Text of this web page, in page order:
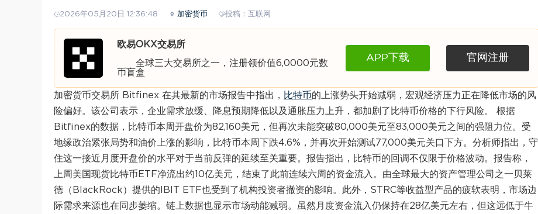
2026年05月20日 12:36:48 加密货币 投稿：互联网
欧易OKX交易所
全球三大交易所之一，注册领价值6,0000元数
币盲盒
APP下载 官网注册
加密货币交易所 Bitfinex 在其最新的市场报告中指出， 比特币的上涨势头开始减弱，宏观经济压力正在降低市场的风
险偏好。该公司表示，企业需求放缓、降息预期降低以及通胀压力上升，都加剧了比特币价格的下行风险。 根据
Bitfinex的数据，比特币本周开盘价为82,160美元，但再次未能突破80,000美元至83,000美元之间的强阻力位。受
地缘政治紧张局势和油价上涨的影响，比特币本周下跌4.6%，并再次开始测试77,000美元关口下方。分析师指出，守
住这一接近月度开盘价的水平对于当前反弹的延续至关重要。报告指出，比特币的回调不仅限于价格波动。报告称，
上周美国现货比特币ETF净流出约10亿美元，结束了此前连续六周的资金流入。由全球最大的资产管理公司之一贝莱
德（BlackRock）提供的IBIT ETF也受到了机构投资者撤资的影响。此外，STRC等收益型产品的疲软表明，市场边
际需求来源也在同步萎缩。链上数据也显示市场动能减弱。虽然月度资金流入仍保持在28亿美元左右，但这远低于牛